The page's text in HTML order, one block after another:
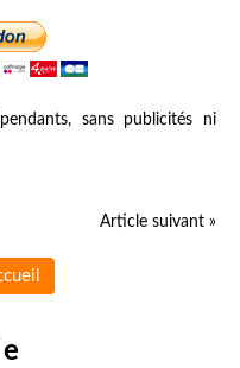
sans publicités ni
Article suivant »